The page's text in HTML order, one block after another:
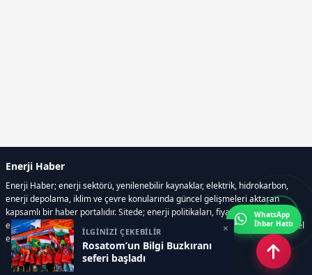
İLGİNİZİ ÇEKEBİLİR
Rosatom’un Bilgi Buzkıranı
seferi başladı
×
Enerji Haber
Enerji Haber; enerji sektörü, yenilenebilir kaynaklar, elektrik, hidrokarbon,
enerji depolama, iklim ve çevre konularında güncel gelişmeleri aktaran
kapsamlı bir haber portalıdır. Sitede; enerji politikaları, fiyat hareketleri,
elektrik kesintileri, yeni teknolojiler, nükleer enerji, elektrikli araçlar ve küresel
enerji krizleri gibi başlıklar öne çıkar.
WhatsApp
İhbar Hattı